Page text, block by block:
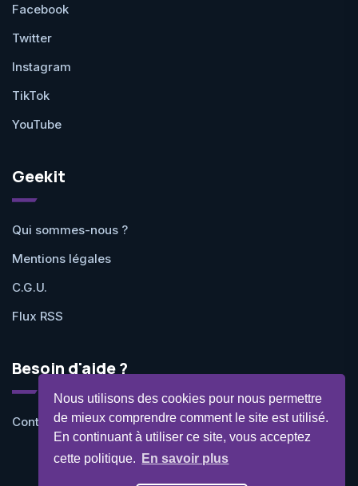
Nous utilisons des cookies pour nous permettre
de mieux comprendre comment le site est utilisé.
En continuant à utiliser ce site, vous acceptez
cette politique.
En savoir plus
Facebook
Twitter
Instagram
TikTok
YouTube
Geekit
Qui sommes-nous ?
Mentions légales
C.G.U.
Flux RSS
Besoin d'aide ?
Contactez-nous